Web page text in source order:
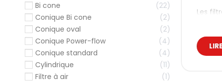
Les
Bi cone
22
Conique Bi cone
2
Conique oval
2
Conique Power-flow
4
Conique standard
4
Cylindrique
11
Filtre à air
1